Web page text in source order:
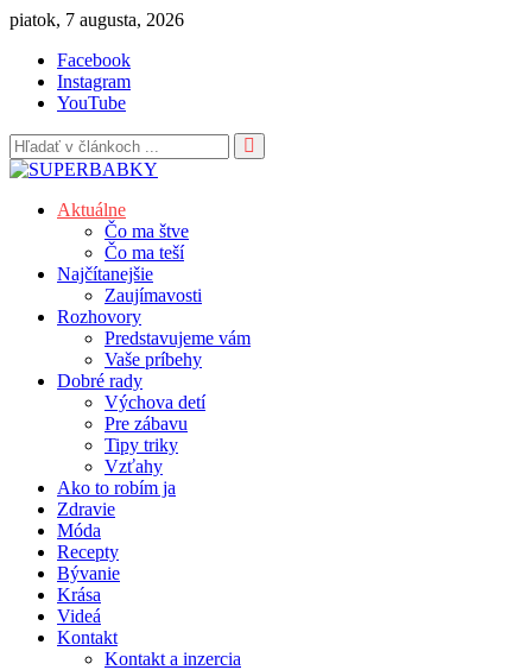
Skip
content
piatok, 7 augusta, 2026
Facebook
Instagram
YouTube
Aktuálne
Čo ma štve
Čo ma teší
Najčítanejšie
Zaujímavosti
Rozhovory
Predstavujeme vám
Vaše príbehy
Dobré rady
Výchova detí
Pre zábavu
Tipy triky
Vzťahy
Ako to robím ja
Zdravie
Móda
Recepty
Bývanie
Krása
Videá
Kontakt
Kontakt a inzercia